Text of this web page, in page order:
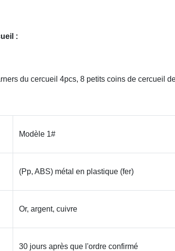
:
du cercueil 4pcs, 8 petits coins de cercueil
Modèle 1#
(Pp, ABS) métal en plastique (fer)
Or, argent, cuivre
30 jours après que l'ordre confirmé